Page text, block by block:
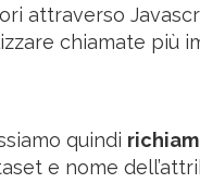
attraverso
chiamate più
quindi
e nome